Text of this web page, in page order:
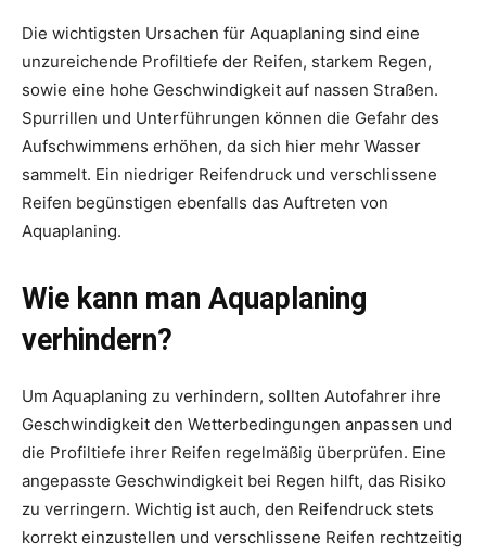
Die wichtigsten Ursachen für Aquaplaning sind eine
unzureichende Profiltiefe der Reifen, starkem Regen,
sowie eine hohe Geschwindigkeit auf nassen Straßen.
Spurrillen und Unterführungen können die Gefahr des
Aufschwimmens erhöhen, da sich hier mehr Wasser
sammelt. Ein niedriger Reifendruck und verschlissene
Reifen begünstigen ebenfalls das Auftreten von
Aquaplaning.
Wie kann man Aquaplaning
verhindern?
Um Aquaplaning zu verhindern, sollten Autofahrer ihre
Geschwindigkeit den Wetterbedingungen anpassen und
die Profiltiefe ihrer Reifen regelmäßig überprüfen. Eine
angepasste Geschwindigkeit bei Regen hilft, das Risiko
zu verringern. Wichtig ist auch, den Reifendruck stets
korrekt einzustellen und verschlissene Reifen rechtzeitig